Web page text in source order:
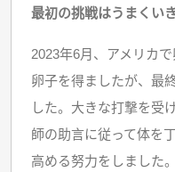
最初の挑戦はうまくい
2023年6月、アメリカ
卵子を得ましたが、最
した。大きな打撃を受
師の助言に従って体を
高める努力をしました。